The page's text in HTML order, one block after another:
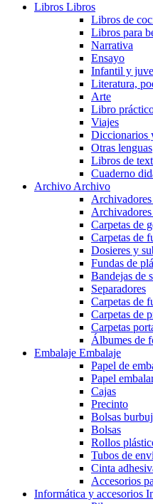
Libros Libros
Libros de
Libros para
Narrativa
Ensayo
Infantil y
Literatura,
Arte
Libro
Viajes
Diccionarios
Otras lenguas
Libros de
Cuaderno
Archivo Archivo
Carpetas de
Carpetas de
Dosieres y
Fundas de
Bandejas de
Separadores
Carpetas de
Carpetas de
Carpetas
Álbumes de
Embalaje Embalaje
Papel de
Papel
Cajas
Precinto
Bolsas
Bolsas
Rollos
Tubos de
Cinta
Accesorios
Informática y accesorios